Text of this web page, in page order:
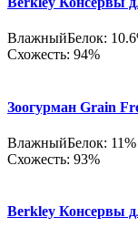
ВлажныйБелок:
Схожесть: 94%
Зоогурман Grain
ВлажныйБелок: 11%
Схожесть: 93%
Berkley Консервы